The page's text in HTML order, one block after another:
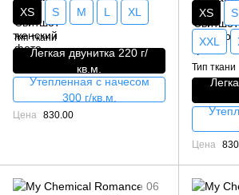
XS S M L XL
Тип ткани
Легкая двунитка 220 г/
кв.м.
Утепленная с начесом
300 г/кв.м.
Цена 830.00
XS S
XXL
Тип ткани
Цена